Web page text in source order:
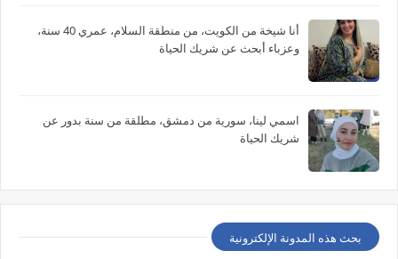
أنا شيخة من الكويت، من منطقة السلام، عمري 40 سنة،
وعزباء أبحث عن شريك الحياة
اسمي لينا، سورية من دمشق، مطلقة من سنة بدور عن
شريك الحياة
بحث هذه المدونة الإلكترونية